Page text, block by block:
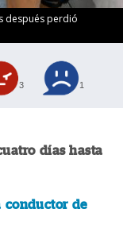
después perdió
3 1
días hasta
de